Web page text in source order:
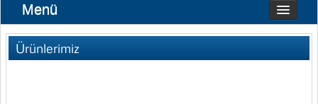
Menü
Ürünlerimiz